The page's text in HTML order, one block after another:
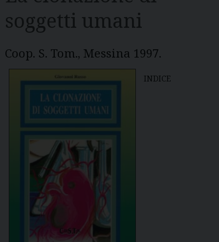
soggetti umani
Coop. S. Tom., Messina 1997.
INDICE